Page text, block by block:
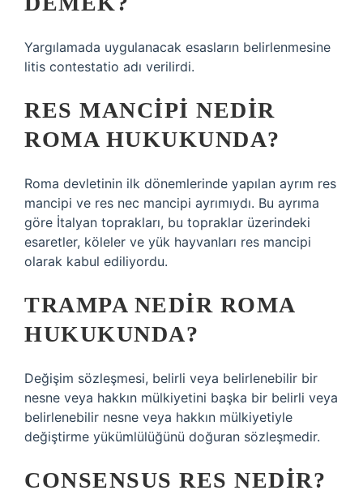
Yargılamada uygulanacak esasların belirlenmesine
litis contestatio adı verilirdi.
RES MANCIPI NEDIR
ROMA HUKUKUNDA?
Roma devletinin ilk dönemlerinde yapılan ayrım res
mancipi ve res nec mancipi ayrımıydı. Bu ayrıma
göre İtalyan toprakları, bu topraklar üzerindeki
esaretler, köleler ve yük hayvanları res mancipi
olarak kabul ediliyordu.
TRAMPA NEDIR ROMA
HUKUKUNDA?
Değişim sözleşmesi, belirli veya belirlenebilir bir
nesne veya hakkın mülkiyetini başka bir belirli veya
belirlenebilir nesne veya hakkın mülkiyetiyle
değiştirme yükümlülüğünü doğuran sözleşmedir.
CONSENSUS RES NEDIR?